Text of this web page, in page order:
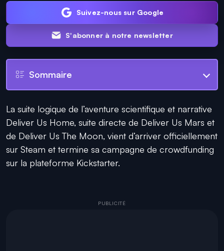
Suivez-nous sur Google
S'abonner à notre newsletter
Sommaire
La suite logique de l’aventure scientifique et narrative
Deliver Us Home, suite directe de Deliver Us Mars et
de Deliver Us The Moon, vient d’arriver officiellement
sur Steam et termine sa campagne de crowdfunding
sur la plateforme Kickstarter.